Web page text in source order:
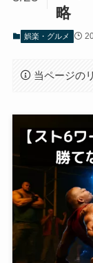
略
娯楽・グルメ
当ページの